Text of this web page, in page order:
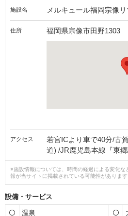
施設名 メルキュール福岡宗像
住所 福岡県宗像市田野1303
アクセス
若宮ICより車で40分/古
道) /JR鹿児島本線『東
※施設情報については、時間の経過による変化
報が当サイトに掲載されている可能性があります
設備・サービス
温泉